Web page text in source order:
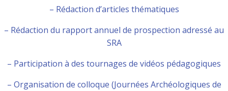
– Rédaction d’articles thématiques
– Rédaction du rapport annuel de prospection adressé au
SRA
– Participation à des tournages de vidéos pédagogiques
– Organisation de colloque (Journées Archéologiques de